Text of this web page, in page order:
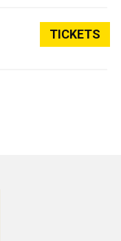
TICKETS